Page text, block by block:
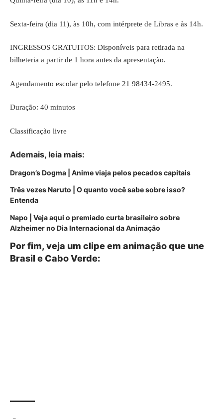
Sexta-feira (dia 11), às 10h, com intérprete de Libras e às 14h.
INGRESSOS GRATUITOS: Disponíveis para retirada na
bilheteria a partir de 1 hora antes da apresentação.
Agendamento escolar pelo telefone 21 98434-2495.
Duração: 40 minutos
Classificação livre
Ademais, leia mais:
Dragon’s Dogma | Anime viaja pelos pecados capitais
Três vezes Naruto | O quanto você sabe sobre isso?
Entenda
Napo | Veja aqui o premiado curta brasileiro sobre
Alzheimer no Dia Internacional da Animação
Por fim, veja um clipe em animação que une
Brasil e Cabo Verde: